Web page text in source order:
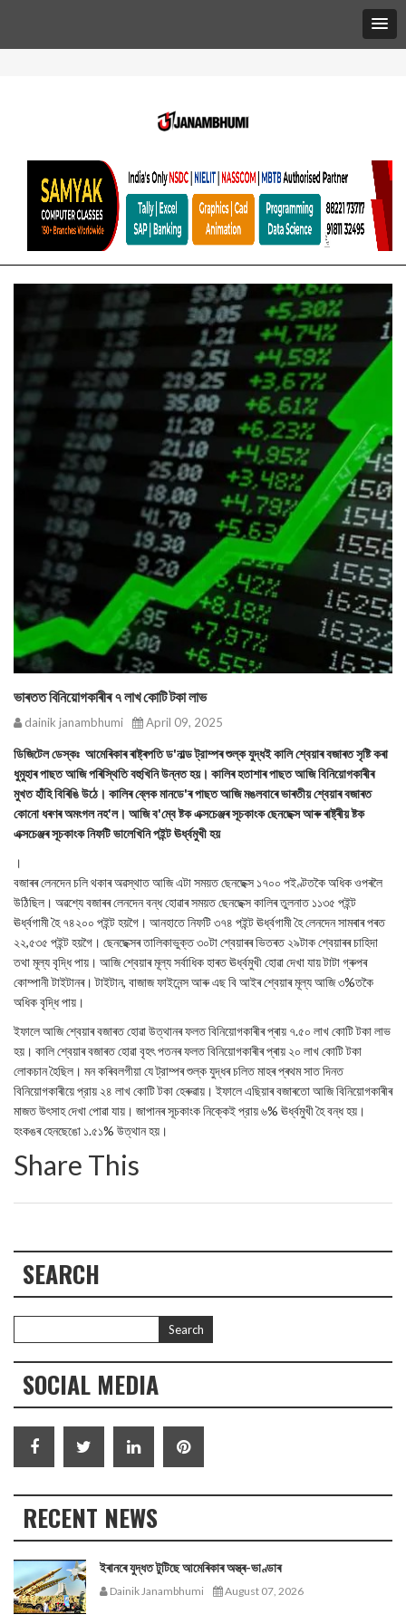
ভাৰতত বিনিয়োগকাৰীৰ ৭ লাখ কোটি টকা লাভ
dainik janambhumi April 09, 2025
ডিজিটেল ডেস্কঃ আমেৰিকাৰ ৰাষ্ট্ৰপতি ড'নাল্ড ট্রাম্পৰ শুল্ক যুদ্ধই কালি শ্বেয়াৰ বজাৰত সৃষ্টি কৰা
ধুমুহাৰ পাছত আজি পৰিস্থিতি বহুখিনি উন্নত হয়। কালিৰ হতাশাৰ পাছত আজি বিনিয়োগকাৰীৰ
মুখত হাঁহি বিৰিঙি উঠে। কালিৰ ব্লেক মানডে'ৰ পাছত আজি মঙলবাৰে ভাৰতীয় শ্বেয়াৰ বজাৰত
কোনো ধৰণৰ অমংগল নহ'ল। আজি ব'ম্বে ষ্টক এক্সচেঞ্জৰ সূচকাংক ছেনছেক্স আৰু ৰাষ্ট্ৰীয় ষ্টক
এক্সচেঞ্জৰ সূচকাংক নিফটি ভালেখিনি পইন্ট ঊর্ধ্বমুখী হয়
।
বজাৰৰ লেনদেন চলি থকাৰ অৱস্থাত আজি এটা সময়ত ছেনছেক্স ১৭০০ পইণ্টতকৈ অধিক ওপৰলৈ
উঠিছিল। অৱশ্যে বজাৰৰ লেনদেন বন্ধ হোৱাৰ সময়ত ছেনছেক্স কালিৰ তুলনাত ১১৩৫ পইন্ট
ঊর্ধ্বগামী হৈ ৭৪২০০ পইন্ট হয়গৈ। আনহাতে নিফটি ৩৭৪ পইন্ট ঊর্ধ্বগামী হৈ লেনদেন সামৰাৰ পৰত
২২,৫৩৫ পইন্ট হয়গৈ। ছেনছেক্সৰ তালিকাভুক্ত ৩০টা শ্বেয়াৰৰ ভিতৰত ২৯টাক শ্বেয়াৰৰ চাহিদা
তথা মূল্য বৃদ্ধি পায়। আজি শ্বেয়াৰ মূল্য সৰ্বাধিক হাৰত ঊর্ধ্বমুখী হোৱা দেখা যায় টাটা গ্ৰুপৰ
কোম্পানী টাইটানৰ। টাইটান, বাজাজ ফাইনেন্স আৰু এছ বি আইৰ শ্বেয়াৰ মূল্য আজি ৩%তকৈ
অধিক বৃদ্ধি পায়।
ইফালে আজি শ্বেয়াৰ বজাৰত হোৱা উত্থানৰ ফলত বিনিয়োগকাৰীৰ প্ৰায় ৭.৫০ লাখ কোটি টকা লাভ
হয়। কালি শ্বেয়াৰ বজাৰত হোৱা বৃহৎ পতনৰ ফলত বিনিয়োগকাৰীৰ প্ৰায় ২০ লাখ কোটি টকা
লোকচান হৈছিল। মন কৰিবলগীয়া যে ট্রাম্পৰ শুল্ক যুদ্ধৰ চলিত মাহৰ প্ৰথম সাত দিনত
বিনিয়োগকাৰীয়ে প্রায় ২৪ লাখ কোটি টকা হেৰুৱায়। ইফালে এছিয়াৰ বজাৰতো আজি বিনিয়োগকাৰীৰ
মাজত উৎসাহ দেখা পোৱা যায়। জাপানৰ সূচকাংক নিক্কেই প্রায় ৬% ঊর্ধ্বমুখী হৈ বন্ধ হয়।
হংকঙৰ হেনছেঙো ১.৫১% উত্থান হয়।
Share This
SEARCH
SOCIAL MEDIA
RECENT NEWS
ইৰানৰে যুদ্ধত টুটিছে আমেৰিকাৰ অস্ত্ৰ-ভাণ্ডাৰ
Dainik Janambhumi August 07, 2026